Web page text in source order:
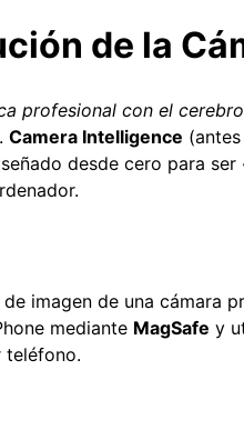
de la
profesional con el
Camera Intelligence
desde cero para
imagen de una cámara
mediante MagSafe y
teléfono.